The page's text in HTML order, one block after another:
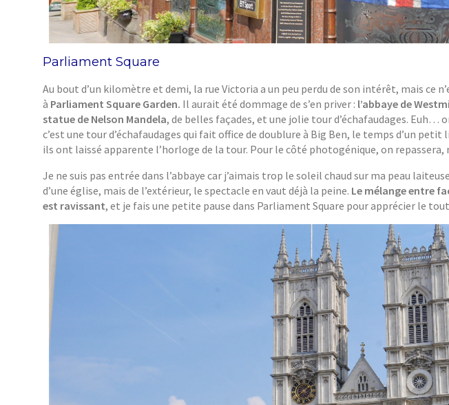
Parliament Square
Au bout d’un kilomètre et demi, la rue Victoria a un peu perdu de son intérêt, mais ce
à Parliament Square Garden. Il aurait été dommage de s’en priver : l’abbaye de
statue de Nelson Mandela, de belles façades, et une jolie tour d’échafaudages. Euh…
c’est une tour d’échafaudages qui fait office de doublure à Big Ben, le temps d’un
ils ont laissé apparente l’horloge de la tour. Pour le côté photogénique, on repassera,
Je ne suis pas entrée dans l’abbaye car j’aimais trop le soleil chaud sur ma peau
d’une église, mais de l’extérieur, le spectacle en vaut déjà la peine. Le mélange entre
est ravissant, et je fais une petite pause dans Parliament Square pour apprécier le